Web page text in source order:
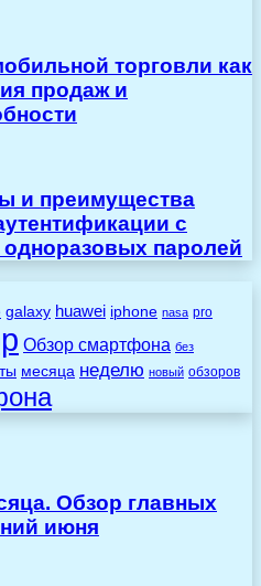
торговли как
продаж и
и преимущества
с
паролей
galaxy huawei iphone nasa pro
Обзор смартфона без
месяца неделю новый обзоров
Обзор главных
июня